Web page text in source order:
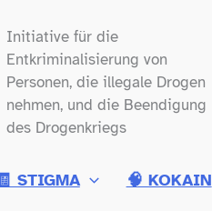
Initiative für die
Entkriminalisierung von
Personen, die illegale Drogen
nehmen, und die Beendigung
des Drogenkriegs
🧾 STIGMA 🧠 KOKAIN